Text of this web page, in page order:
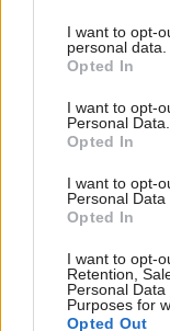
not limited to your
grant or deny
use your data for
consent section.
I want to opt-
personal data.
Opted In
I want to opt-
Personal Data.
Opted In
I want to opt-
Personal Data
Opted In
I want to opt-
Retention,
Personal
Purposes for
Opted Out
Pridajte túto
budú hladšie
hotelov